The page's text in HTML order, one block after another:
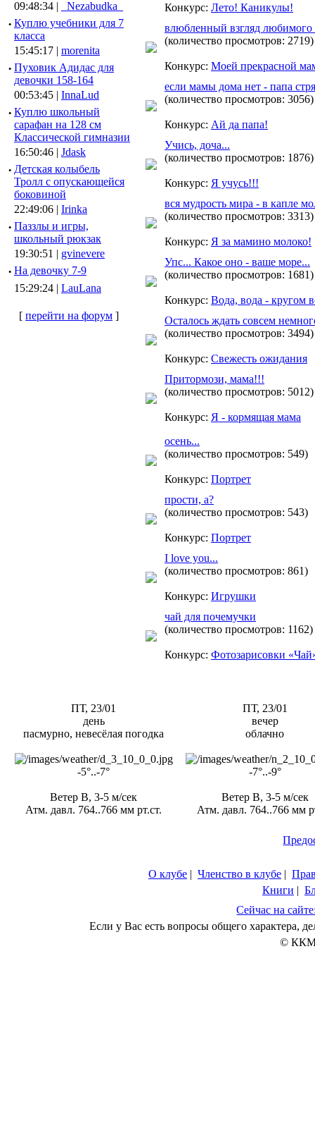
09:48:34 | _Nezabudka_
· Куплю учебники для 7
класса
15:45:17 | morenita
· Пуховик Адидас для
девочки 158-164
00:53:45 | InnaLud
· Куплю школьный
сарафан на 128 см
Классической гимназии
16:50:46 | Jdask
· Детская колыбель
Тролл с опускающейся
боковиной
22:49:06 | Irinka
· Паззлы и игры,
школьный рюкзак
19:30:51 | gvinevere
· Hа девочку 7-9
15:29:24 | LauLana
[ перейти на форум ]
Конкурс: Лето! Каникулы!
влюбленный взгляд
(количество просмотров: 2719)
Конкурс: Моей прекрасной
если мамы дома нет - папа
(количество просмотров: 3056)
Конкурс: Ай да папа!
Учись, доча...
(количество просмотров: 1876)
Конкурс: Я учусь!!!
вся мудрость мира - в капле
(количество просмотров: 3313)
Конкурс: Я за мамино молоко!
Упс... Какое оно - ваше море...
(количество просмотров: 1681)
Конкурс: Вода, вода - кругом
Осталось ждать совсем
(количество просмотров: 3494)
Конкурс: Свежесть ожидания
Притормози, мама!!!
(количество просмотров: 5012)
Конкурс: Я - кормящая мама
осень...
(количество просмотров: 549)
Конкурс: Портрет
прости, а?
(количество просмотров: 543)
Конкурс: Портрет
I love you...
(количество просмотров: 861)
Конкурс: Игрушки
чай для почемучки
(количество просмотров: 1162)
Конкурс: Фотозарисовки
ПТ, 23/01
день
пасмурно, невесёлая погодка
-5°..-7°
Ветер В, 3-5 м/сек
Атм. давл. 764..766 мм рт.ст.
ПТ, 23/01
вечер
облачно
-7°..-9°
Ветер В, 3-5 м/сек
Атм. давл. 764..766 мм
О клубе | Членство в клубе |
Книги |
Сейчас на
Если у Вас есть вопросы общего характера,
© ККМ